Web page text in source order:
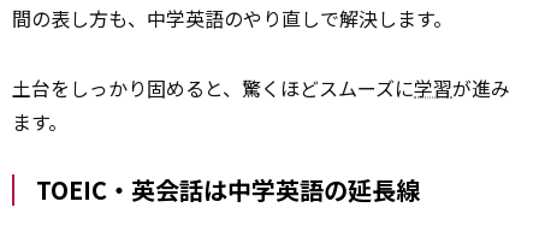
間の表し方も、中学英語のやり直しで解決します。
土台をしっかり固めると、驚くほどスムーズに学習が進み
ます。
TOEIC・英会話は中学英語の延長線